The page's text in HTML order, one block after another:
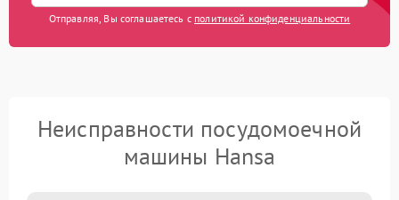
Отправляя, Вы соглашаетесь с политикой конфиденциальности
Неисправности посудомоечной
машины Hansa